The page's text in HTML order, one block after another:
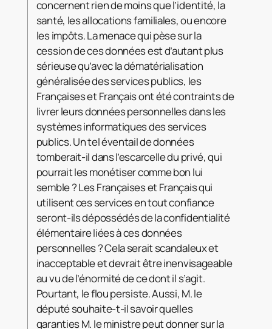
concernent rien de moins que l’identité, la
santé, les allocations familiales, ou encore
les impôts. La menace qui pèse sur la
cession de ces données est d’autant plus
sérieuse qu’avec la dématérialisation
généralisée des services publics, les
Françaises et Français ont été contraints de
livrer leurs données personnelles dans les
systèmes informatiques des services
publics. Un tel éventail de données
tomberait-il dans l’escarcelle du privé, qui
pourrait les monétiser comme bon lui
semble ? Les Françaises et Français qui
utilisent ces services en tout confiance
seront-ils dépossédés de la confidentialité
élémentaire liées à ces données
personnelles ? Cela serait scandaleux et
inacceptable et devrait être inenvisageable
au vu de l’énormité de ce dont il s’agit.
Pourtant, le flou persiste. Aussi, M. le
député souhaite-t-il savoir quelles
garanties M. le ministre peut donner sur la